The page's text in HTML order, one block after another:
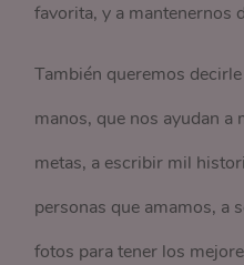
favorita, y a mantenernos
También queremos
manos, que nos ayudan a
metas, a escribir mil
personas que amamos, a
fotos para tener los